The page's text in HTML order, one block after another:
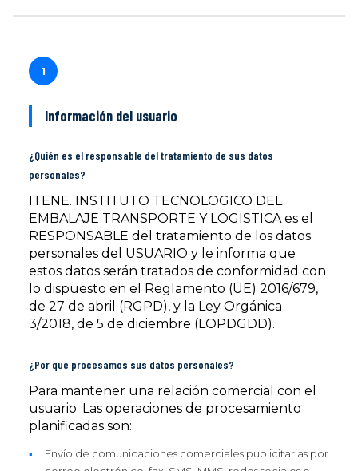
1
Información del usuario
¿Quién es el responsable del tratamiento de sus datos
personales?
ITENE. INSTITUTO TECNOLOGICO DEL
EMBALAJE TRANSPORTE Y LOGISTICAes el
RESPONSABLE del tratamiento de los datos
personales del USUARIO y le informa que
estos datos serán tratados de conformidad con
lo dispuesto en el Reglamento (UE) 2016/679,
de 27 de abril (RGPD), y la Ley Orgánica
3/2018, de 5 de diciembre (LOPDGDD).
¿Por qué procesamos sus datos personales?
Para mantener una relación comercial con el
usuario. Las operaciones de procesamiento
planificadas son:
Envío de comunicaciones comerciales publicitarias por